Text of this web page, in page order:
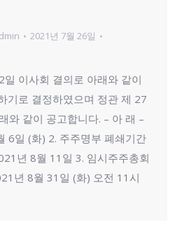
2021년 7월 26일
이사회 결의로 아래와 같이
기로 결정하였으며 정관 제 27
와 같이 공고합니다. – 아 래 –
6일 (화) 2. 주주명부 폐쇄기간
년 8월 11일 3. 임시주주총회
년 8월 31일 (화) 오전 11시